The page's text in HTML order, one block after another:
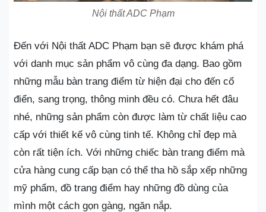
Nội thất ADC Phạm
Đến với Nội thất ADC Phạm bạn sẽ được khám phá
với danh mục sản phẩm vô cùng đa dạng. Bao gồm
những mẫu bàn trang điểm từ hiện đại cho đến cổ
điển, sang trọng, thông minh đều có. Chưa hết đâu
nhé, những sản phẩm còn được làm từ chất liệu cao
cấp với thiết kế vô cùng tinh tế. Không chỉ đẹp mà
còn rất tiện ích. Với những chiếc bàn trang điểm mà
cửa hàng cung cấp bạn có thể tha hồ sắp xếp những
mỹ phẩm, đồ trang điểm hay những đồ dùng của
mình một cách gọn gàng, ngăn nắp.